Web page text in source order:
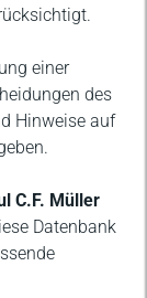
einer
des
Hinweise auf
C.F. Müller
Datenbank